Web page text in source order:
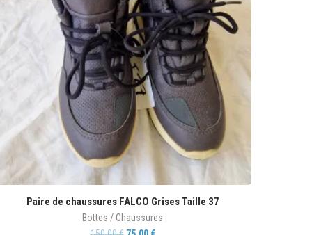
Paire de chaussures FALCO Grises Taille 37
Bottes / Chaussures